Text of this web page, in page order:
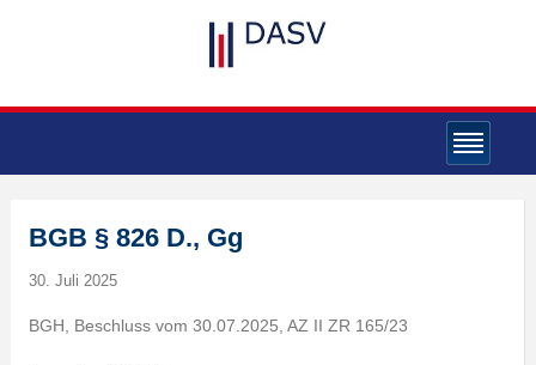
BGB § 826 D., Gg
30. Juli 2025
BGH, Beschluss vom 30.07.2025, AZ II ZR 165/23